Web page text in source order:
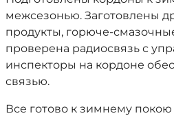
межсезонью. Заготовлены
продукты, горюче-
проверена радиосвязь с
инспекторы на кордоне
связью.
Все готово к зимнему